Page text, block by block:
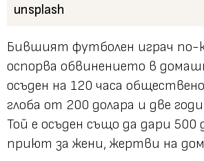
Бившият футболен играч по-
оспорва обвинението в
осъден на 120 часа
глоба от 200 долара и две
Той е осъден също да дари 500
приют за жени, жертви на